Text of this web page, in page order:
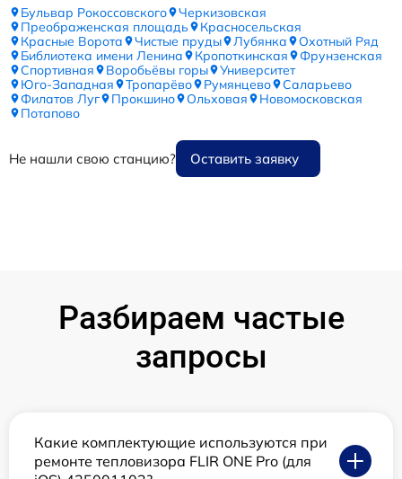
Бульвар Рокоссовского
Черкизовская
Преображенская площадь
Красносельская
Красные Ворота
Чистые пруды Лубянка
Охотный Ряд
Библиотека имени Ленина
Кропоткинская
Фрунзенская
Спортивная
Воробьёвы горы
Университет
Юго-Западная
Тропарёво Румянцево
Саларьево
Филатов Луг
Прокшино Ольховая
Новомосковская
Потапово
Не нашли свою станцию? Оставить заявку
Разбираем частые
запросы
Какие комплектующие используются при
ремонте тепловизора FLIR ONE Pro (для